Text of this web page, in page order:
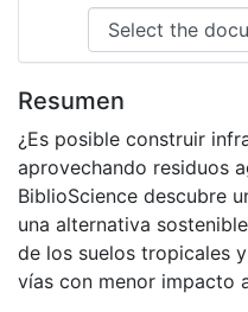
Resumen
¿Es posible construir
aprovechando residuos
BiblioScience descubre
una alternativa
de los suelos tropicales
vías con menor impacto